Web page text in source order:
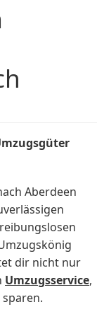
Aberdeen
dir nicht nur
Umzugsservice,